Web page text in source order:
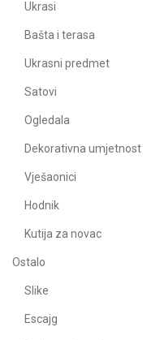
Ukrasi
Bašta i terasa
Ukrasni predmet
Satovi
Ogledala
Dekorativna umjetnost
Vješaonici
Hodnik
Kutija za novac
Ostalo
Slike
Escajg